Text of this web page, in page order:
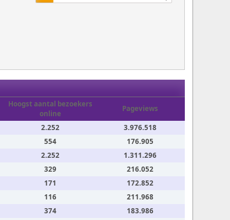
Hoogst aantal bezoekers
online
Pageviews
2.252
3.976.518
554
176.905
2.252
1.311.296
329
216.052
171
172.852
116
211.968
374
183.986